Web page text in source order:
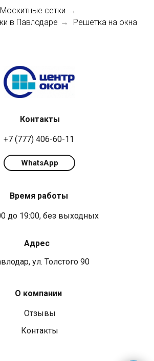
Москитные сетки →
в Павлодаре → Решетка на окна
+7 (777) 406-60-11
до 19:00, без выходных
Отзывы
Контакты
ул. Толстого 90
О компании
Адрес
Время работы
Контакты
WhatsApp